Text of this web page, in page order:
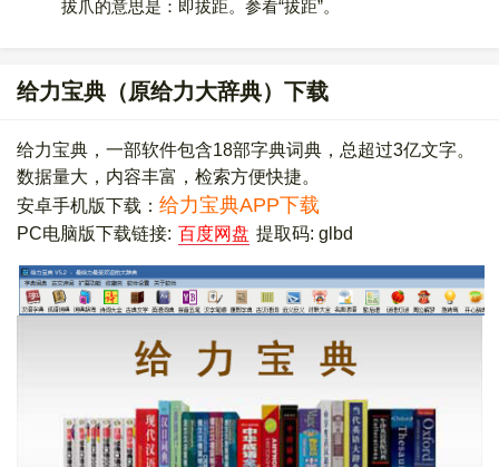
拔爪的意思是：即拔距。参看“拔距”。
给力宝典（原给力大辞典）下载
给力宝典，一部软件包含18部字典词典，总超过3亿文字。
数据量大，内容丰富，检索方便快捷。
安卓手机版下载： 给力宝典APP下载
PC电脑版下载链接: 百度网盘 提取码: glbd